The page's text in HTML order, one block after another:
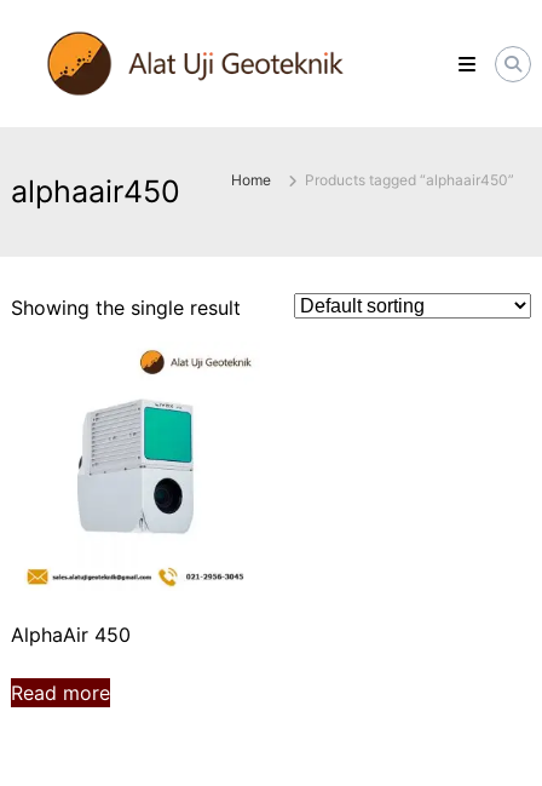
content
ALATUJIGEOTEKNIK.COM
DISTRIBUTOR
INSTRUMENT
alphaair450 Home Products tagged “alphaair450”
Showing the single result
AlphaAir 450
Read more